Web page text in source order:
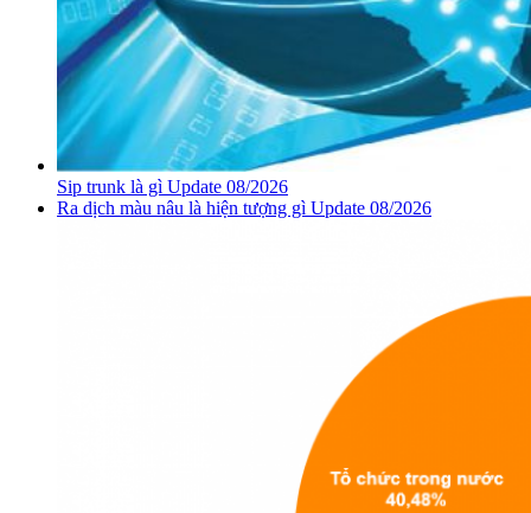
Sip trunk là gì Update 08/2026
Ra dịch màu nâu là hiện tượng gì Update 08/2026